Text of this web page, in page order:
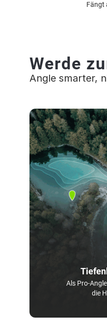
Fängt
Werde
Angle smarter,
Als Pro-
die